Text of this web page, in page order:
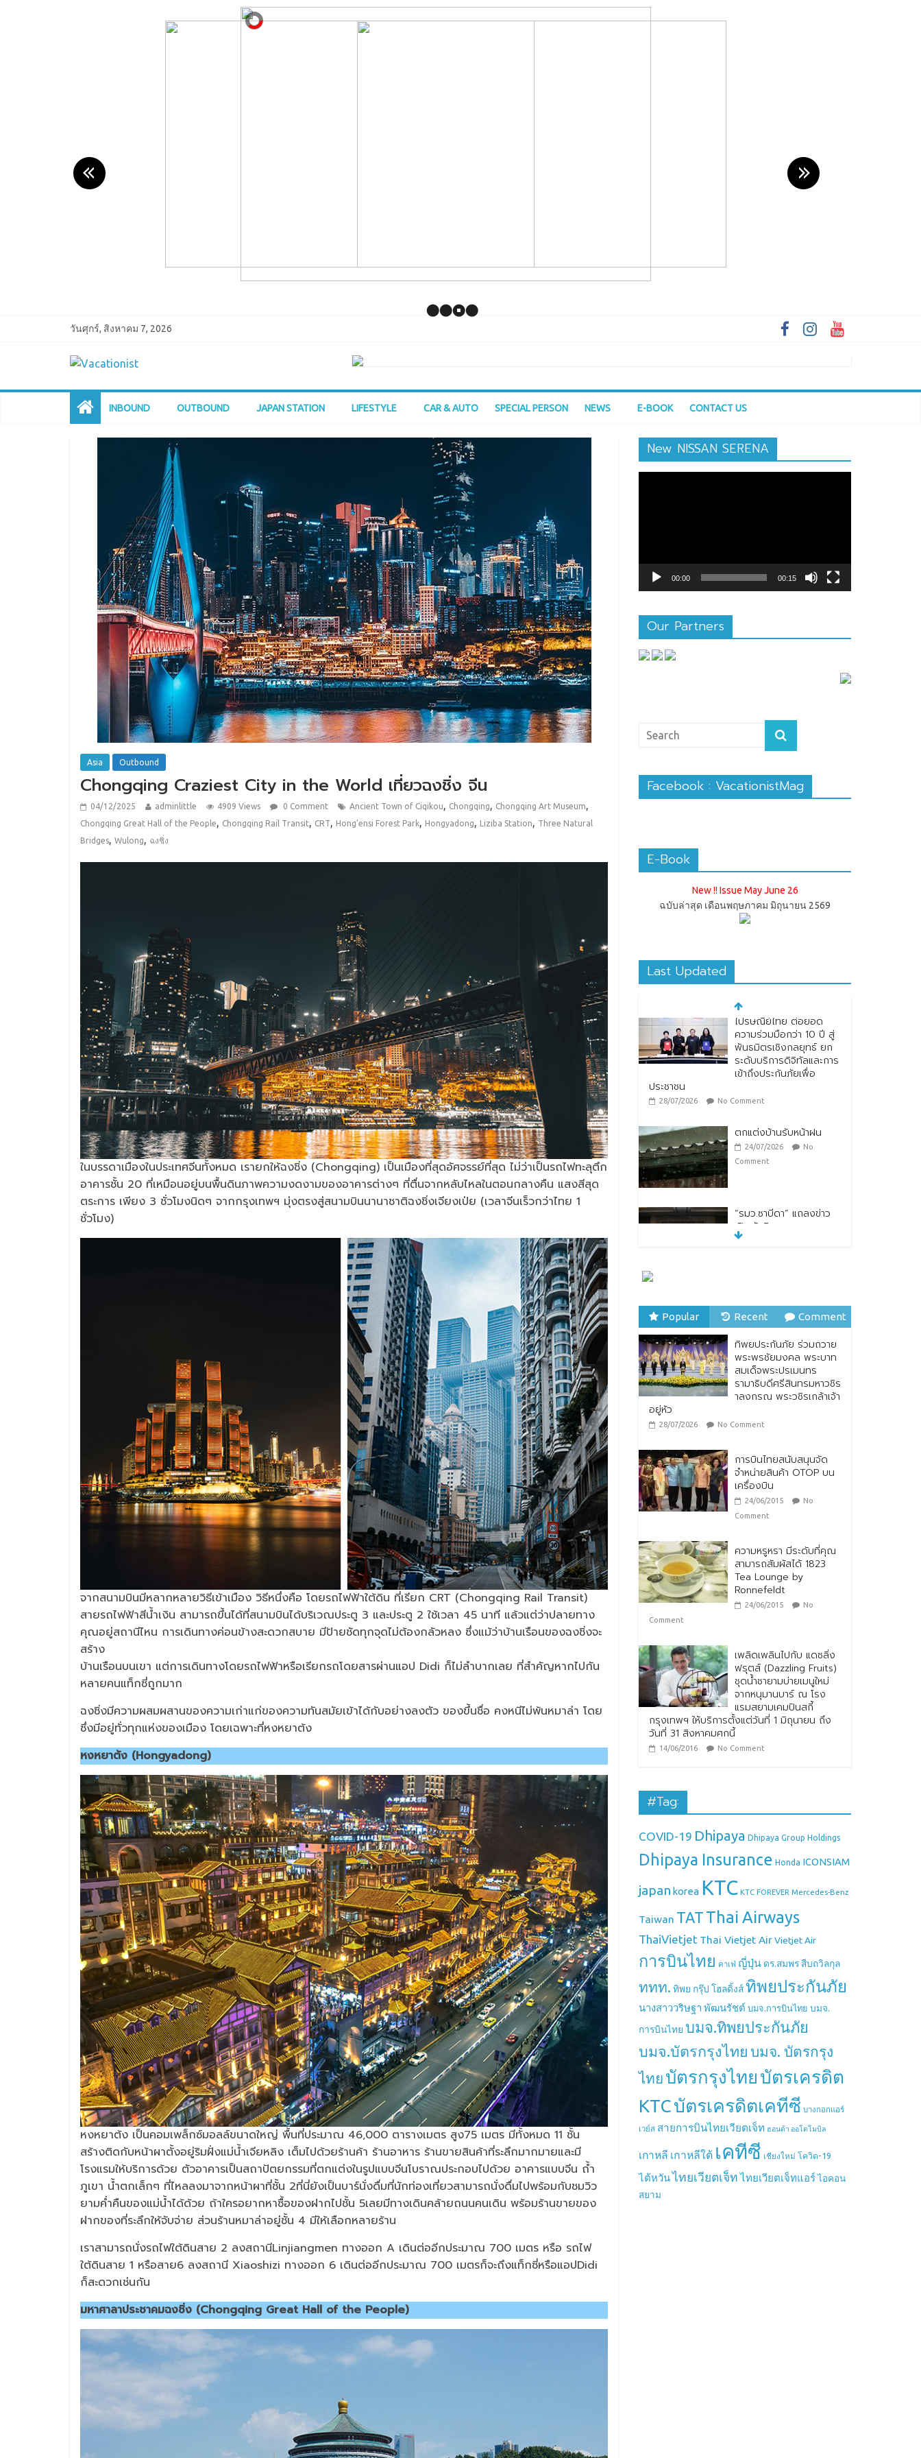
วันศุกร์, สิงหาคม 7, 2026
INBOUND OUTBOUND JAPAN STATION LIFESTYLE CAR & AUTO SPECIAL PERSON NEWS E-BOOK CONTACT US
Asia Outbound
Chongqing Craziest City in the World เที่ยวฉงชิ่ง จีน
04/12/2025 adminlittle 4909 Views 0 Comment Ancient Town of Ciqikou, Chongqing, Chongqing Art Museum,
Chongqing Great Hall of the People, Chongqing Rail Transit, CRT, Hong’ensi Forest Park, Hongyadong, Liziba Station, Three Natural
Bridges, Wulong, ฉงชิ่ง
ในบรรดาเมืองในประเทศจีนทั้งหมด เรายกให้ฉงชิ่ง (Chongqing) เป็นเมืองที่สุดอัศจรรย์ที่สุด ไม่ว่าเป็นรถไฟทะลุตึก
อาคารชั้น 20 ที่เหมือนอยู่บนพื้นดินภาพความงดงามของอาคารต่างๆ ที่ตื่นจากหลับไหลในตอนกลางคืน แสงสีสุด
ตระการ เพียง 3 ชั่วโมงนิดๆ จากกรุงเทพฯ มุ่งตรงสู่สนามบินนานาชาติฉงชิ่งเจียงเป่ย (เวลาจีนเร็วกว่าไทย 1
ชั่วโมง)
จากสนามบินมีหลากหลายวิธีเข้าเมือง วิธีหนึ่งคือ โดยรถไฟฟ้าใต้ดิน ที่เรียก CRT (Chongqing Rail Transit)
สายรถไฟฟ้าสีน้ำเงิน สามารถขึ้นได้ที่สนามบินได้บริเวณประตู 3 และประตู 2 ใช้เวลา 45 นาที แล้วแต่ว่าปลายทาง
คุณอยู่สถานีไหน การเดินทางค่อนข้างสะดวกสบาย มีป้ายชัดทุกจุดไม่ต้องกลัวหลง ซึ่งแม้ว่าบ้านเรือนของฉงชิ่งจะ
สร้าง
บ้านเรือนบนเขา แต่การเดินทางโดยรถไฟฟ้าหรือเรียกรถโดยสารผ่านแอป Didi ก็ไม่ลำบากเลย ที่สำคัญหากไปกัน
หลายคนแท็กซี่ถูกมาก
ฉงชิ่งมีความผสมผสานของความเก่าแก่ของความทันสมัยเข้าได้กับอย่างลงตัว ของขึ้นชื่อ คงหนีไม่พ้นหมาล่า โดย
ซึ่งมีอยู่ทั่วทุกแห่งของเมือง โดยเฉพาะที่หงหยาต้ง
หงหยาต้ง (Hongyadong)
หงหยาต้ง เป็นคอมเพล็กซ์มอลล์ขนาดใหญ่ พื้นที่ประมาณ 46,000 ตารางเมตร สูง75 เมตร มีทั้งหมด 11 ชั้น
สร้างติดกับหน้าผาตั้งอยู่ริมฝั่งแม่น้ำเจียหลิง เต็มไปด้วยร้านค้า ร้านอาหาร ร้านขายสินค้าที่ระลึกมากมายและมี
โรงแรมให้บริการด้วย ตัวอาคารเป็นสถาปัตยกรรมที่ตกแต่งในรูปแบบจีนโบราณประกอบไปด้วย อาคารแบบจีน ถ้ำ
ภูเขา น้ำตกเล็กๆ ที่ไหลลงมาจากหน้าผาที่ชั้น 2ที่นี่ยังเป็นบาร์นั่งดื่มที่นักท่องเที่ยวสามารถนั่งดื่มไปพร้อมกับชมวิว
ยามค่ำคืนของแม่น้ำได้ด้วย ถ้าใครอยากหาซื้อของฝากไปชั้น 5เลยมีทางเดินคล้ายถนนคนเดิน พร้อมร้านขายของ
ฝากของที่ระลึกให้จับจ่าย ส่วนร้านหมาล่าอยู่ชั้น 4 มีให้เลือกหลายร้าน
เราสามารถนั่งรถไฟใต้ดินสาย 2 ลงสถานีLinjiangmen ทางออก A เดินต่ออีกประมาณ 700 เมตร หรือ รถไฟ
ใต้ดินสาย 1 หรือสาย6 ลงสถานี Xiaoshizi ทางออก 6 เดินต่ออีกประมาณ 700 เมตรก็จะถึงแท็กซี่หรือแอปDidi
ก็สะดวกเช่นกัน
มหาศาลาประชาคมฉงชิ่ง (Chongqing Great Hall of the People)
New NISSAN SERENA
00:00 00:15
Our Partners
Facebook : VacationistMag
E-Book
New !! Issue May June 26
ฉบับล่าสุด เดือนพฤษภาคม มิถุนายน 2569
Last Updated
ตกแต่งบ้านรับหน้าฝน
Comment
ระดับอาหารไทยพื้นถิ่นสู่
อาหารโลก “Thai Local
Food to World Food”
สัญลักษณ์ “Thailand Best Local Food”
ทิพยประกันภัย ร่วมถวาย
28/07/2026 No Comment
ทิพยประกันภัย ผนึกกำลัง
ไปรษณีย์ไทย ต่อยอด
ความร่วมมือกว่า 10 ปี สู่
พันธมิตรเชิงกลยุทธ์ ยก
ระดับบริการดิจิทัลและการ
ประชาชน
Popular Recent Comment
ทิพยประกันภัย ร่วมถวาย
พระพรชัยมงคล พระบาท
สมเด็จพระปรเมนทร
รามาธิบดีศรีสินทรมหาวชิร
าลงกรณ พระวชิรเกล้าเจ้า
อยู่หัว
28/07/2026 No Comment
การบินไทยสนับสนุนจัด
จำหน่ายสินค้า OTOP บน
เครื่องบิน
24/06/2015
No
Comment
ความหรูหรา มีระดับที่คุณ
สามารถสัมผัสได้ 1823
Tea Lounge by
Ronnefeldt
24/06/2015
No
Comment
เพลิดเพลินไปกับ แดซลิ่ง
ฟรุตส์ (Dazzling Fruits)
ชุดน้ำชายามบ่ายเมนูใหม่
จากหนุมานบาร์ ณ โรง
แรมสยามเคมปินสกี้
กรุงเทพฯ ให้บริการตั้งแต่วันที่ 1 มิถุนายน ถึง
วันที่ 31 สิงหาคมศกนี้
14/06/2016 No Comment
#Tag:
COVID-19 Dhipaya Dhipaya Group Holdings
Dhipaya Insurance Honda ICONSIAM
japan korea KTC KTC FOREVER Mercedes-Benz
Taiwan TAT Thai Airways
ThaiVietjet Thai Vietjet AirVietjet Air
การบินไทย คาเฟ่ ญี่ปุ่น ดร.สมพร สืบถวิลกุล
ททท. ทิพย กรุ๊ป โฮลดิ้งส์ทิพยประกันภัย
นางสาววริษฐา พัฒนรัชต์ บมจ.การบินไทย บมจ.
การบินไทย บมจ.ทิพยประกันภัย
บมจ.บัตรกรุงไทย บมจ. บัตรกรุง
ไทย บัตรกรุงไทย บัตรเครดิต
KTCบัตรเครดิตเคทีซี บางกอกแอร์
เวย์ส สายการบินไทยเวียตเจ็ท ฮอนด้า ออโตโมบิล
เกาหลี เกาหลีใต้ เคทีซี เชียงใหม่ โควิด-19
ไต้หวันไทยเวียตเจ็ท ไทยเวียตเจ็ทแอร์ไอคอน
สยาม